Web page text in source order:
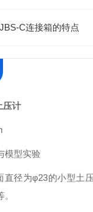
C连接箱的特点
压计
模型实验
直径为φ23的小型土